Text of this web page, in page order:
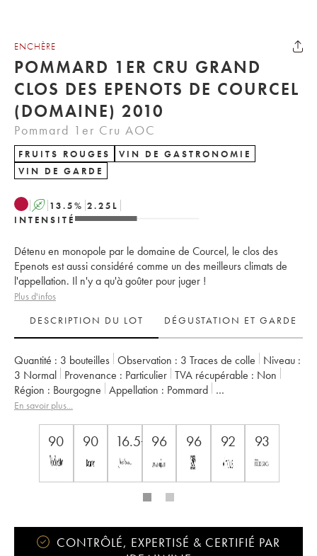
ENCHÈRE
POMMARD 1ER CRU GRAND
CLOS DES EPENOTS DE COURCEL
(DOMAINE) 2010
Pommard 1er Cru AOC
FRUITS ROUGES
VIN DE GASTRONOMIE
VIN DE GARDE
A 13.5% 2.25 L
INTENSITÉ
Détenu en monopole par le domaine de Courcel, le clos des
Epenots est aussi considéré comme un des meilleurs climats de
l'appellation. Il n'y a qu'à goûter pour juger !
Plus d'infos
DESCRIPTION DU LOT
DÉGUSTATION ET GARDE
Quantité : 3 bouteilles Observation : 3 Traces de colle
Niveau :
3 Normal Provenance : particulier TVA récupérable :
non
Région :
Bourgogne Appellation : Pommard
Classement :
En savoir plus...
90 90 16.5+ 96 96 92 93
CONTRÔLÉ, EXPERTISÉ & CERTIFIÉ PAR